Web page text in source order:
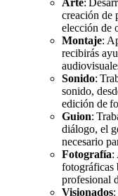
Arte:
creación de
elección de
Montaje:
recibirás
Sonido:
sonido,
edición de
Guion:
diálogo, el
necesario
Fotografía:
fotográficas
profesional
Visionados